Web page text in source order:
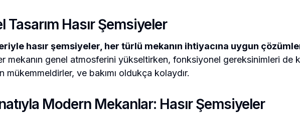
Hasır Şemsiyeler
hasır şemsiyeler, her türlü mekanın ihtiyacına uygun
mekanın genel atmosferini yükseltirken, fonksiyonel gereksinimleri de
mükemmeldirler, ve bakımı oldukça kolaydır.
Modern Mekanlar: Hasır Şemsiyeler